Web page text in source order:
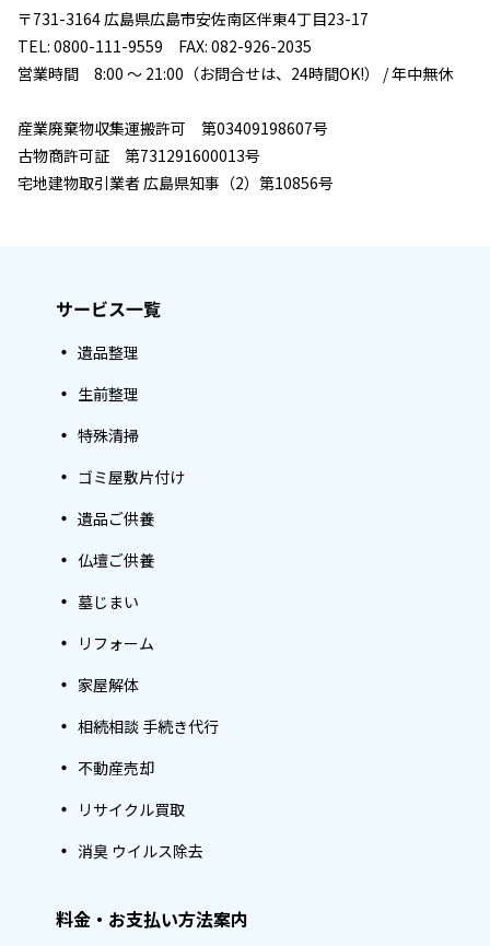
〒731-3164 広島県広島市安佐南区伴東4丁目23-17
TEL: 0800-111-9559 FAX: 082-926-2035
営業時間 8:00 ～ 21:00（お問合せは、24時間OK!） / 年中無休
産業廃棄物収集運搬許可 第03409198607号
古物商許可証 第731291600013号
宅地建物取引業者 広島県知事（2）第10856号
サービス一覧
遺品整理
生前整理
特殊清掃
ゴミ屋敷片付け
遺品ご供養
仏壇ご供養
墓じまい
リフォーム
家屋解体
相続相談 手続き代行
不動産売却
リサイクル買取
消臭 ウイルス除去
料金・お支払い方法案内